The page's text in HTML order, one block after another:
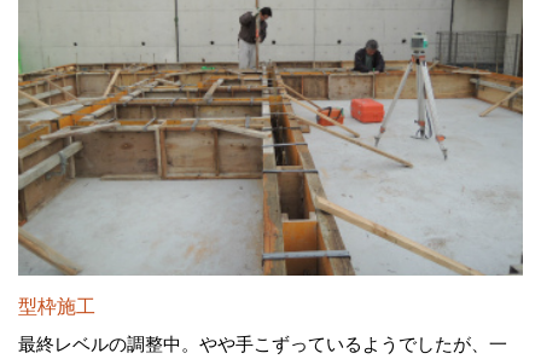
型枠施工
最終レベルの調整中。やや手こずっているようでしたが、一